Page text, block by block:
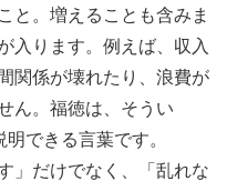
と。増えることも含みま
入ります。例えば、収入
関係が壊れたり、浪費が
ん。福徳は、そうい
できる言葉です。
」だけでなく、「乱れな